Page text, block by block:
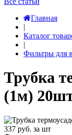
Главная
|
Каталог
|
Фильтры для
Трубка
(1м)
337 руб. за шт